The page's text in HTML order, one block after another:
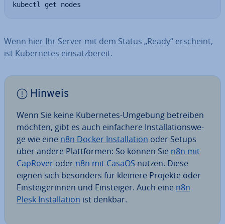
kubectl get nodes
Wenn hier Ihr Server mit dem Status „Ready“ erscheint,
ist Ku­ber­netes ein­satz­be­reit.
Hinweis
Wenn Sie keine Ku­ber­netes-Umgebung betreiben
möchten, gibt es auch ein­fa­che­re In­stal­la­ti­ons­we­
ge wie eine n8n Docker In­stal­la­ti­on oder Setups
über andere Platt­for­men: So können Sie n8n mit
CapRover oder n8n mit CasaOS nutzen. Diese
eignen sich besonders für kleinere Projekte oder
Ein­stei­ge­rin­nen und Ein­stei­ger. Auch eine n8n
Plesk In­stal­la­ti­on ist denkbar.